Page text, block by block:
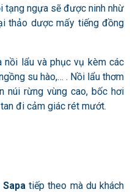
tạng ngựa sẽ được ninh nhừ
thảo dược mấy tiếng đồng
nồi lẩu và phục vụ kèm các
su hào,… . Nồi lẩu thơm
núi rừng vùng cao, bốc hơi
đi cảm giác rét mướt.
tiếp theo mà du khách